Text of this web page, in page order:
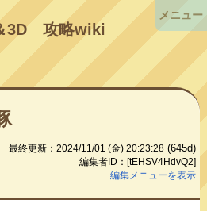
3D攻略wiki
最終更新：2024/11/01 (金) 20:23:28 (645d)
編集者ID：[tEHSV4HdvQ2]
編集メニューを表示
メニュー